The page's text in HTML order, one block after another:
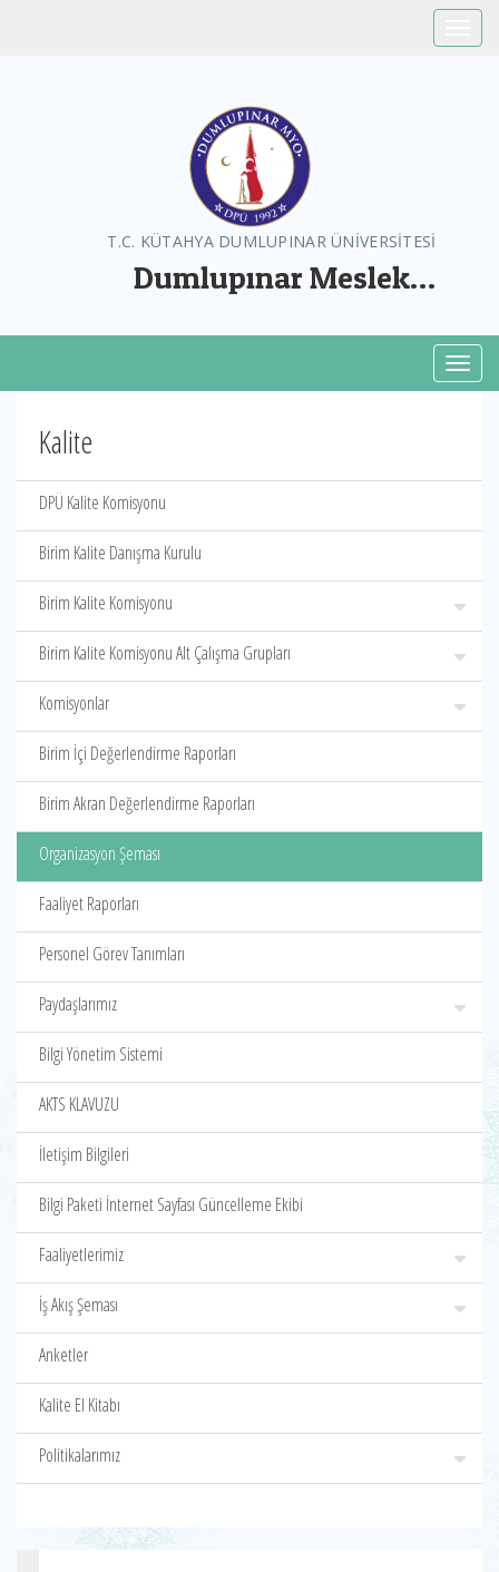
T.C. KÜTAHYA DUMLUPINAR ÜNİVERSİTESİ
Dumlupınar Meslek
Kalite
DPÜ Kalite Komisyonu
Birim Kalite Danışma Kurulu
Birim Kalite Komisyonu
Birim Kalite Komisyonu Alt Çalışma Grupları
Komisyonlar
Birim İçi Değerlendirme Raporları
Birim Akran Değerlendirme Raporları
Organizasyon Şeması
Faaliyet Raporları
Personel Görev Tanımları
Paydaşlarımız
Bilgi Yönetim Sistemi
AKTS KLAVUZU
İletişim Bilgileri
Bilgi Paketi İnternet Sayfası Güncelleme Ekibi
Faaliyetlerimiz
İş Akış Şeması
Anketler
Kalite El Kitabı
Politikalarımız